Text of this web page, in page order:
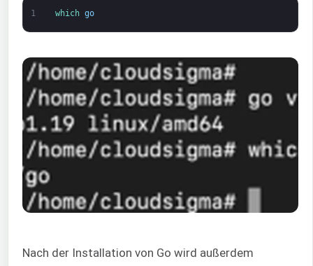
1 which go
Nach der Installation von Go wird außerdem